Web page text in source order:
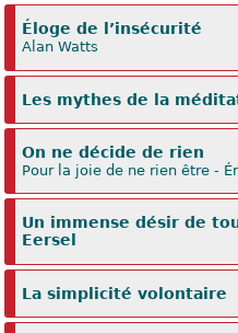
Éloge de l’insécurité
Alan Watts
Les mythes de la
On ne décide de rien
Pour la joie de ne rien être -
Un immense désir de
Eersel
La simplicité volontaire